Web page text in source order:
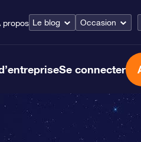
propos Le blog Occasion
Se connecter